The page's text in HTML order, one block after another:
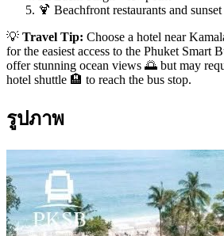
🍹 Beachfront restaurants and sunset
💡 Travel Tip: Choose a hotel near
for the easiest access to the Phuket Smart
offer stunning ocean views 🌅 but may
hotel shuttle 🏨 to reach the bus stop.
รูปภาพ